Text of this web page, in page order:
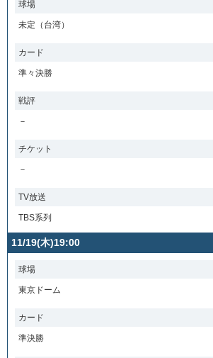
球場
未定（台湾）
カード
準々決勝
戦評
－
チケット
－
TV放送
TBS系列
11/19(木)19:00
球場
東京ドーム
カード
準決勝